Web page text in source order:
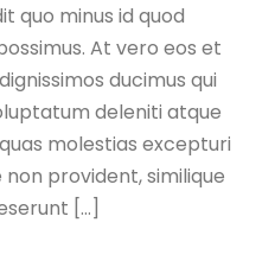
quo minus id quod
At vero eos et
ducimus qui
deleniti atque
molestias excepturi
provident, similique
[…]